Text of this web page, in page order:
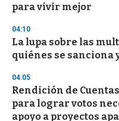
para vivir mejor
04:10
La lupa sobre las
quiénes se sanciona
04:05
Rendición de
para lograr votos
apoyo a proyectos